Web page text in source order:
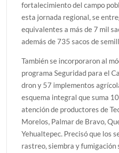
fortalecimiento del campo
esta jornada regional, se
equivalentes a más de 7 mil
además de 735 sacos de
También se incorporaron al
programa Seguridad para el
dron y 57 implementos
esquema integral que suma
atención de productores de
Morelos, Palmar de Bravo,
Yehualtepec. Precisó que los
rastreo, siembra y